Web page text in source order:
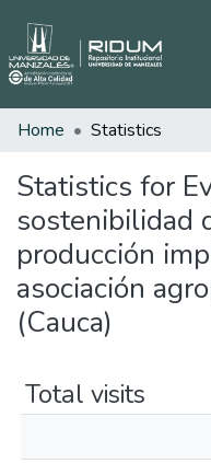
Home Statistics
Statistics for
sostenibilidad
producción
asociación
(Cauca)
Total visits